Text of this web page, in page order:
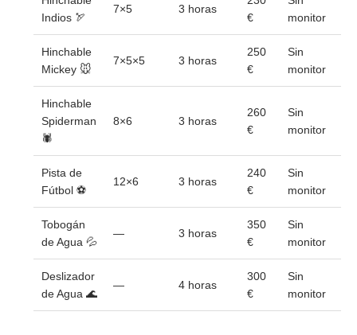
Indios 🏹
7×5 3 horas
€
monitor
Hinchable
Mickey 🐭
7×5×5 3 horas
250
€
Sin
monitor
Hinchable
Spiderman
🕷️
8×6 3 horas
260
€
Sin
monitor
Pista de
Fútbol ⚽
12×6 3 horas
240
€
Sin
monitor
Tobogán
de Agua 💦
— 3 horas
350
€
Sin
monitor
Deslizador
de Agua 🌊
— 4 horas
300
€
Sin
monitor